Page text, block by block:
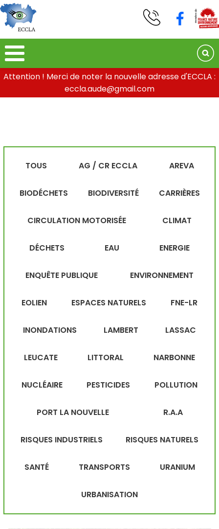
Attention ! Merci de noter la nouvelle adresse d'ECCLA :
eccla.aude@gmail.com
TOUS AG / CR ECCLA AREVA
BIODÉCHETS BIODIVERSITÉ CARRIÈRES
CIRCULATION MOTORISÉE CLIMAT
DÉCHETS EAU ENERGIE
ENQUÊTE PUBLIQUE ENVIRONNEMENT
EOLIEN ESPACES NATURELS FNE-LR
INONDATIONS LAMBERT LASSAC
LEUCATE LITTORAL NARBONNE
NUCLÉAIRE PESTICIDES POLLUTION
PORT LA NOUVELLE R.A.A
RISQUES INDUSTRIELS RISQUES NATURELS
SANTÉ TRANSPORTS URANIUM
URBANISATION